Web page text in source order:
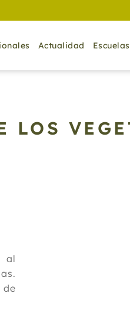
Actualidad
LOS
al
de